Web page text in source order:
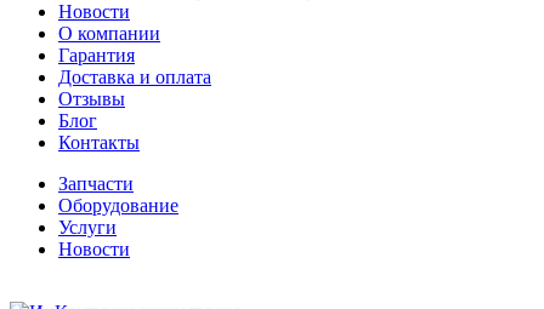
Новости
О компании
Гарантия
Доставка и оплата
Отзывы
Блог
Контакты
Запчасти
Оборудование
Услуги
Новости